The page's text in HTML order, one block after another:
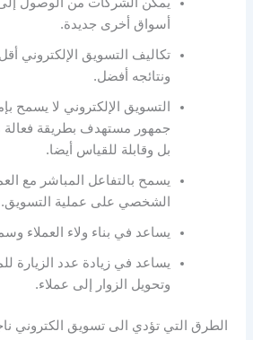
يمكن الشركات من الوصول إلى
أسواق أخرى جديدة.
تكاليف التسويق الإلكتروني
ونتائجه أفضل.
التسويق الإلكتروني لا يسمح
جمهور مستهدف بطريقة
بل وقابلة للقياس أيضا.
يسمح بالتفاعل المباشر مع
الشخصي على عملية التسويق.
يساعد في بناء ولاء العملاء
يساعد في زيادة عدد الزيارة
وتحويل الزوار إلى عملاء.
الطرق التي تؤدي الى تسويق الكتروني